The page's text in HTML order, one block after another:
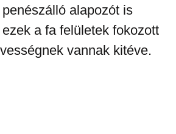
alapozót is
a fa felületek fokozott
vannak kitéve.